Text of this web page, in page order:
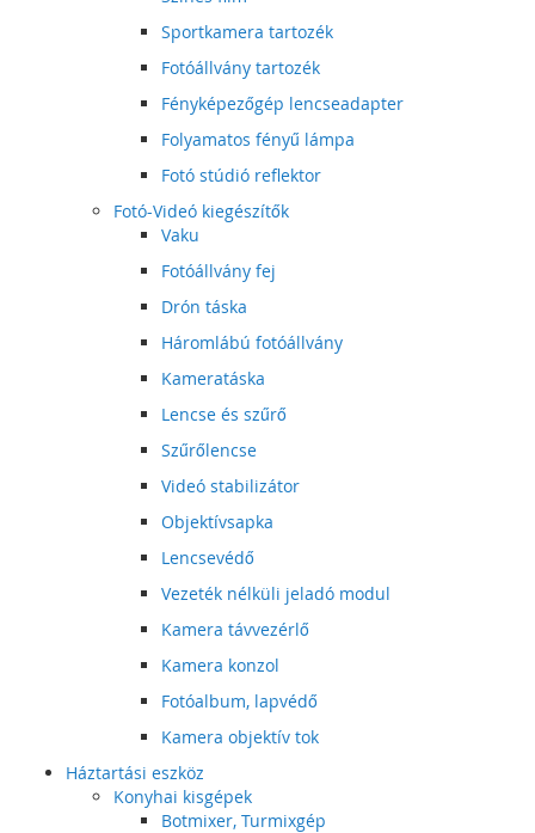
Sportkamera tartozék
Fotóállvány tartozék
Fényképezőgép lencseadapter
Folyamatos fényű lámpa
Fotó stúdió reflektor
Fotó-Videó kiegészítők
Vaku
Fotóállvány fej
Drón táska
Háromlábú fotóállvány
Kameratáska
Lencse és szűrő
Szűrőlencse
Videó stabilizátor
Objektívsapka
Lencsevédő
Vezeték nélküli jeladó modul
Kamera távvezérlő
Kamera konzol
Fotóalbum, lapvédő
Kamera objektív tok
Háztartási eszköz
Konyhai kisgépek
Botmixer, Turmixgép